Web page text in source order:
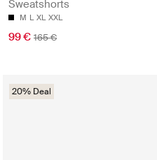
Sweatshorts
M L XL XXL
99 € 165 €
20% Deal